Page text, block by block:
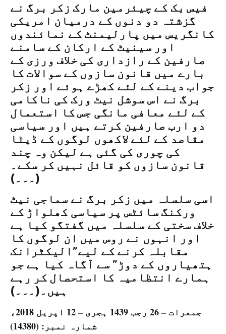
فیس بک کے چیئرمین مارک زکر برگ نے
گزشتہ دو دنوں کے درمیان امریکی
کانگریس میں پارلیمنٹ کے نمائندوں
اور سینیٹ کے ارکان کے سامنے
صارفین کے رازداری کی خلاف ورزی کے
بارے میں قانون سازوں کے سوالات کا
جواب دینے کے لئے کھڑے ہوئے اور زکر
برگ نے اس سوشل نیٹ ورک کی ناکامی
کے لئے معافی مانگی جس کا استعمال
دو ارب صارفین کرتے ہیں اور سیاسی
مقاصد کے لئے لاکھوں لوگوں کے ڈیٹا
کی چوری کی گئی ہے لیکن وہ چند
قانون سازوں کو قائل نہیں کر سکے۔
(۔۔۔)
اسی سلسلہ میں زکر برگ نے سماجی نیٹ
ورکنگ سائٹس پر سیاسی کھلواڑ کے
خلاف سختی کے سلسلہ میں گفتگو کیا ہے
اور انہوں نے روس میں ان لوگوں کا
مقابلہ کرنے کے لیے”الیکٹرانک
ہتھیاروں کے دوڑ” سے آگاہ کیا ہے جو
ہمارے انتظامیہ کا استحصال کر رہے
ہیں۔(۔۔۔)
جمعرات – 26 رجب 1439 ہجری – 12 اپریل 2018ء
شمارہ نمبر: (14380)